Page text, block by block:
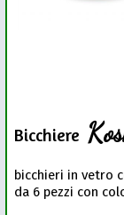
Bicchiere
bicchieri in vetro
da 6 pezzi con